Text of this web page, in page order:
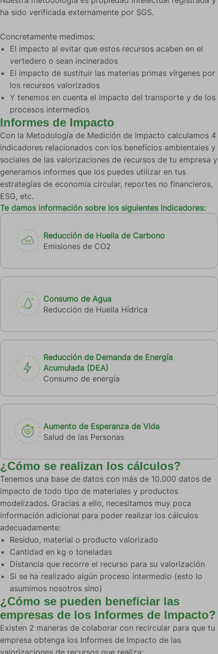
ha sido verificada externamente por SGS.
Concretamente medimos:
El impacto al evitar que estos recursos acaben en el
vertedero o sean incinerados
El impacto de sustituir las materias primas vírgenes por
los recursos valorizados
Y tenemos en cuenta el impacto del transporte y de los
procesos intermedios
Informes de Impacto
Con la Metodología de Medición de Impacto calculamos 4
indicadores relacionados con los beneficios ambientales y
sociales de las valorizaciones de recursos de tu empresa y
generamos informes que los puedes utilizar en tus
estrategias de economía circular, reportes no financieros,
ESG, etc.
Te damos información sobre los siguientes indicadores:
Reducción de Huella de Carbono
Emisiones de CO2
Consumo de Agua
Reducción de Huella Hídrica
Reducción de Demanda de Energía
Acumulada (DEA)
Consumo de energía
Aumento de Esperanza de Vida
Salud de las Personas
¿Cómo se realizan los cálculos?
Tenemos una base de datos con más de 10.000 datos de
impacto de todo tipo de materiales y productos
modelizados. Gracias a ello, necesitamos muy poca
información adicional para poder realizar los cálculos
adecuadamente:
Residuo, material o producto valorizado
Cantidad en kg o toneladas
Distancia que recorre el recurso para su valorización
Si se ha realizado algún proceso intermedio (esto lo
asumimos nosotros sino)
¿Cómo se pueden beneficiar las
empresas de los Informes de Impacto?
Existen 2 maneras de colaborar con recircular para que tu
empresa obtenga los Informes de Impacto de las
valorizaciones de recursos que realiza: